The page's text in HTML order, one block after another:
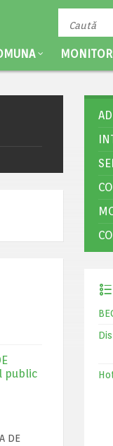
public
DE